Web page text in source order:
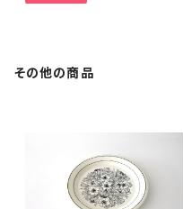
その他の商品